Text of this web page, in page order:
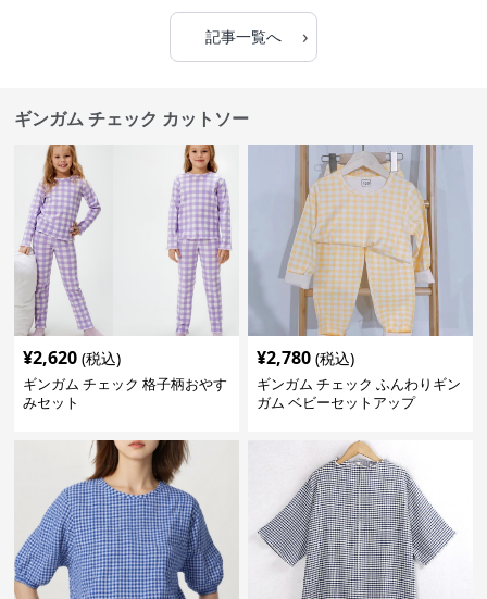
記事一覧へ ›
ギンガム チェック カットソー
¥2,620 (税込)
ギンガム チェック 格子柄おやす
みセット
¥2,780 (税込)
ギンガム チェック ふんわりギン
ガム ベビーセットアップ